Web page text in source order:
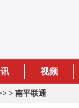
视频
> 南平联通